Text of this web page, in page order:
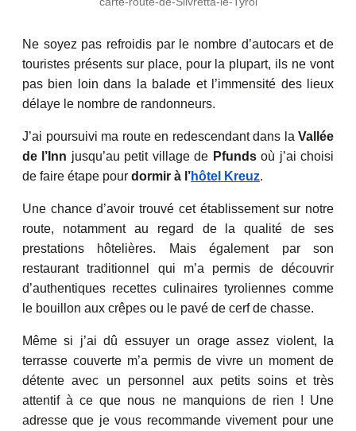
Ne soyez pas refroidis par le nombre d’autocars et de
touristes présents sur place, pour la plupart, ils ne vont
pas bien loin dans la balade et l’immensité des lieux
délaye le nombre de randonneurs.
J’ai poursuivi ma route en redescendant dans la Vallée
de l’Inn jusqu’au petit village de Pfundsoù j’ai choisi
de faire étape pour dormir à l’hôtel Kreuz.
Une chance d’avoir trouvé cet établissement sur notre
route, notamment au regard de la qualité de ses
prestations hôtelières. Mais également par son
restaurant traditionnel qui m’a permis de découvrir
d’authentiques recettes culinaires tyroliennes comme
le bouillon aux crêpes ou le pavé de cerf de chasse.
Même si j’ai dû essuyer un orage assez violent, la
terrasse couverte m’a permis de vivre un moment de
détente avec un personnel aux petits soins et très
attentif à ce que nous ne manquions de rien ! Une
adresse que je vous recommande vivement pour une